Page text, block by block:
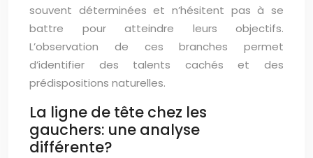
souvent déterminées et n’hésitent pas à se
battre pour atteindre leurs objectifs.
L’observation de ces branches permet
d’identifier des talents cachés et des
prédispositions naturelles.
La ligne de tête chez les
gauchers: une analyse
différente?